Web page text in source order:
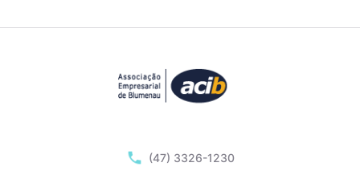
(47) 3326-1230